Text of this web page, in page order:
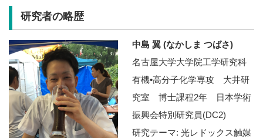
研究者の略歴
中島 翼 (なかしま つばさ)
名古屋大学大学院工学研究科
有機•高分子化学専攻 大井研
究室 博士課程2年 日本学術
振興会特別研究員(DC2)
研究テーマ: 光レドックス触媒